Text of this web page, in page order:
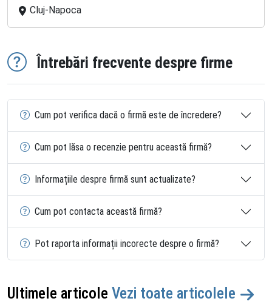
Cluj-Napoca
Întrebări frecvente despre firme
Cum pot verifica dacă o firmă este de încredere?
Cum pot lăsa o recenzie pentru această firmă?
Informațiile despre firmă sunt actualizate?
Cum pot contacta această firmă?
Pot raporta informații incorecte despre o firmă?
Ultimele articole Vezi toate articolele